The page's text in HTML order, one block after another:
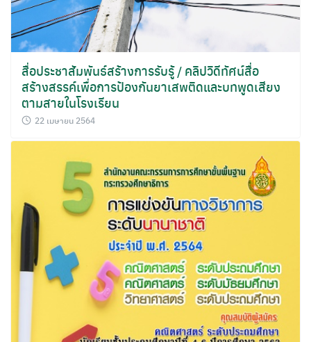
สื่อประชาสัมพันธ์สร้างการรับรู้ / คลิปวิดีทัศน์สื่อ
สร้างสรรค์เพื่อการป้องกันยาเสพติดและบทพูดเสียง
ตามสายในโรงเรียน
22 เมษายน 2564